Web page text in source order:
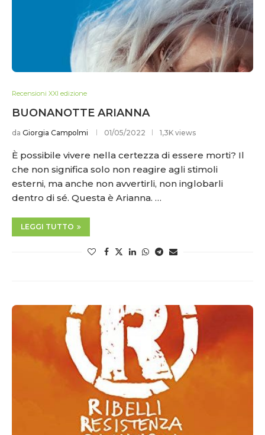
Recensioni XXI edizione
BUONANOTTE ARIANNA
da Giorgia Campolmi 01/05/2022 1,3K views
È possibile vivere nella certezza di essere morti? Il
che non significa solo non reagire agli stimoli
esterni, ma anche non avvertirli, non inglobarli
dentro di sé. Questa è Arianna. …
LEGGI TUTTO